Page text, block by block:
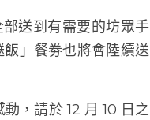
妹在一個下午轉介了
的手中。